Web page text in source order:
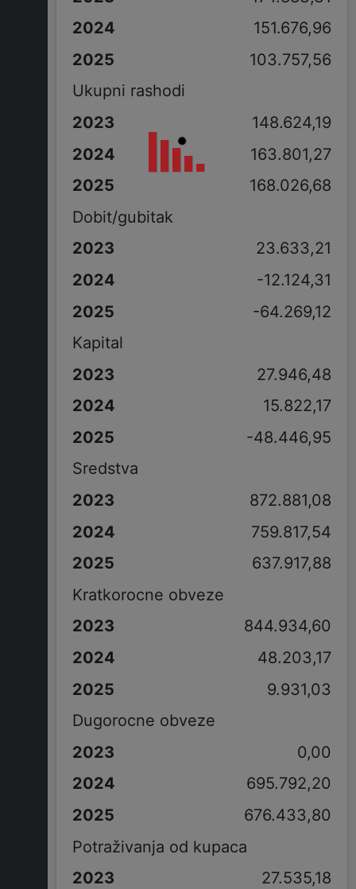
151.676,96
103.757,56
Ukupni rashodi
148.624,19
163.801,27
168.026,68
Dobit/gubitak
23.633,21
-12.124,31
-64.269,12
Kapital
27.946,48
15.822,17
-48.446,95
Sredstva
872.881,08
759.817,54
637.917,88
Kratkorocne obveze
844.934,60
48.203,17
9.931,03
Dugorocne obveze
0,00
695.792,20
676.433,80
Potraživanja od kupaca
27.535,18